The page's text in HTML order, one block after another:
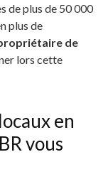
de plus de 50 000
plus de
de
lors cette
en
vous